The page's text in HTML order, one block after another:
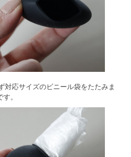
対応サイズのビニール袋をたたみま
。